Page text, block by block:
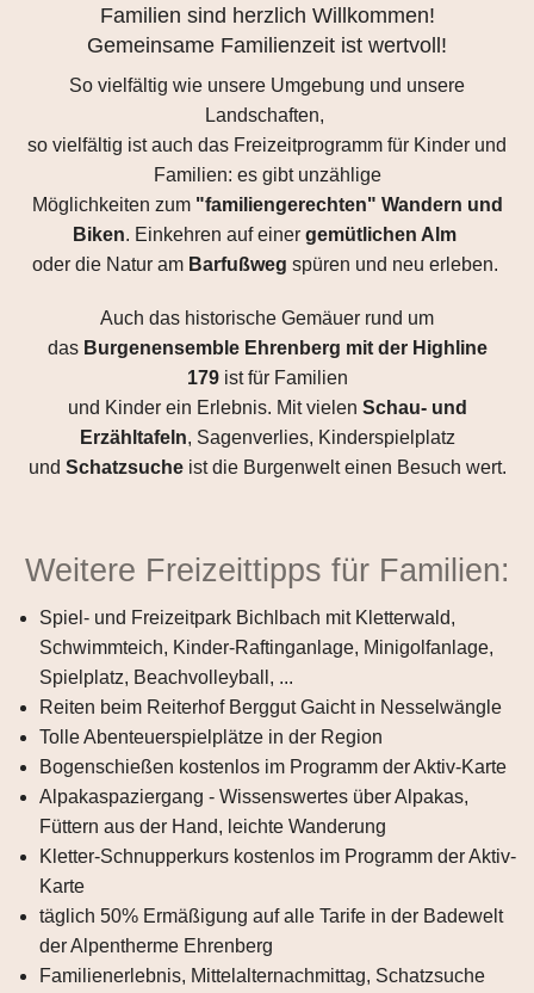
Familien sind herzlich Willkommen!
Gemeinsame Familienzeit ist wertvoll!
So vielfältig wie unsere Umgebung und unsere
Landschaften,
so vielfältig ist auch das Freizeitprogramm für Kinder und
Familien: es gibt unzählige
Möglichkeiten zum "familiengerechten" Wandern und
Biken. Einkehren auf einer gemütlichen Alm
oder die Natur am Barfußweg spüren und neu erleben.
Auch das historische Gemäuer rund um
das Burgenensemble Ehrenberg mit der Highline
179ist für Familien
und Kinder ein Erlebnis. Mit vielen Schau- und
Erzähltafeln, Sagenverlies, Kinderspielplatz
und Schatzsucheist die Burgenwelt einen Besuch wert.
Weitere Freizeittipps für Familien:
Spiel- und Freizeitpark Bichlbach mit Kletterwald,
Schwimmteich, Kinder-Raftinganlage, Minigolfanlage,
Spielplatz, Beachvolleyball, ...
Reiten beim Reiterhof Berggut Gaicht in Nesselwängle
Tolle Abenteuerspielplätze in der Region
Bogenschießen kostenlos im Programm der Aktiv-Karte
Alpakaspaziergang - Wissenswertes über Alpakas,
Füttern aus der Hand, leichte Wanderung
Kletter-Schnupperkurs kostenlos im Programm der Aktiv-
Karte
täglich 50% Ermäßigung auf alle Tarife in der Badewelt
der Alpentherme Ehrenberg
Familienerlebnis, Mittelalternachmittag, Schatzsuche